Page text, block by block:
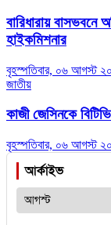
বারিধারায় বাসভবনে
হাইকমিশনার
বৃহস্পতিবার, ০৬ আগস্ট
জাতীয়
কাজী জেসিনকে
বৃহস্পতিবার, ০৬ আগস্ট
আর্কাইভ